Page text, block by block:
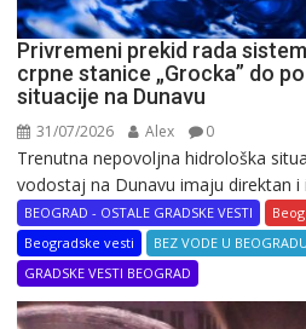
Privremeni prekid rada
crpne stanice „Grocka” do
situacije na Dunavu
31/07/2026 Alex 0
Trenutna nepovoljna hidrološka
vodostaj na Dunavu imaju direktan i
BEOGRAD - OSTALE GRADSKE VESTI
Beogradske vesti
BEZ VODE U BEOGRADU
GRADSKE VESTI BEOGRAD